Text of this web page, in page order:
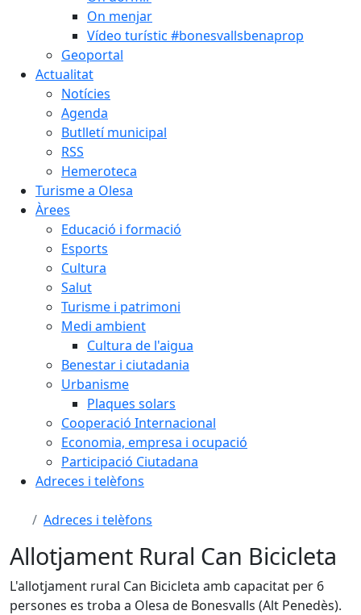
On menjar
Vídeo turístic #bonesvallsbenaprop
Geoportal
Actualitat
Notícies
Agenda
Butlletí municipal
RSS
Hemeroteca
Turisme a Olesa
Àrees
Educació i formació
Esports
Cultura
Salut
Turisme i patrimoni
Medi ambient
Cultura de l'aigua
Benestar i ciutadania
Urbanisme
Plaques solars
Cooperació Internacional
Economia, empresa i ocupació
Participació Ciutadana
Adreces i telèfons
Adreces i telèfons
Allotjament Rural Can Bicicleta
L'allotjament rural Can Bicicleta amb capacitat per 6
persones es troba a Olesa de Bonesvalls (Alt Penedès).